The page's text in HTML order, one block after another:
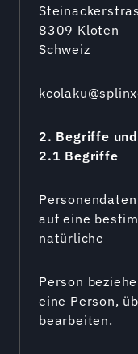
8309 Kloten
Schweiz
2. Begriffe
2.1 Begriffe
auf eine
natürliche
Person
eine Person,
bearbeiten.